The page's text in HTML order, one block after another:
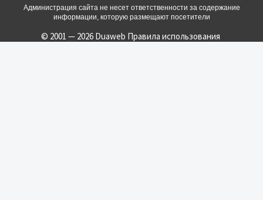
Администрация сайта не несет ответственности за содержание
информации, которую размещают посетители
© 2001 — 2026 Duaweb Правила использования